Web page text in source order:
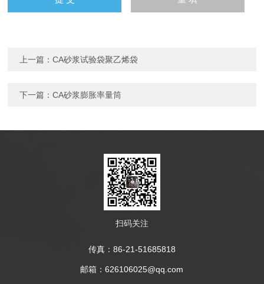
上一篇：CA砂浆试验袋聚乙烯袋
下一篇：CA砂浆膨胀率量筒
扫码关注
传真：86-21-51685818
邮箱：626106025@qq.com